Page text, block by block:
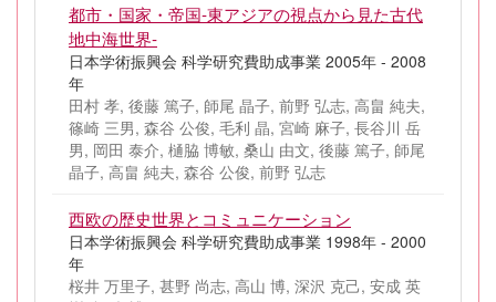
都市・国家・帝国-東アジアの視点から見た古代
地中海世界-
日本学術振興会 科学研究費助成事業 2005年 - 2008
年
田村 孝, 後藤 篤子, 師尾 晶子, 前野 弘志, 高畠 純夫,
篠崎 三男, 森谷 公俊, 毛利 晶, 宮崎 麻子, 長谷川 岳
男, 岡田 泰介, 樋脇 博敏, 桑山 由文, 後藤 篤子, 師尾
晶子, 高畠 純夫, 森谷 公俊, 前野 弘志
西欧の歴史世界とコミュニケーション
日本学術振興会 科学研究費助成事業 1998年 - 2000
年
桜井 万里子, 甚野 尚志, 高山 博, 深沢 克己, 安成 英